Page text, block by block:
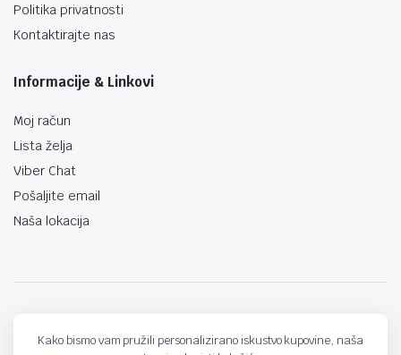
Politika privatnosti
Kontaktirajte nas
Informacije & Linkovi
Moj račun
Lista želja
Viber Chat
Pošaljite email
Naša lokacija
Kako bismo vam pružili personalizirano iskustvo kupovine, naša